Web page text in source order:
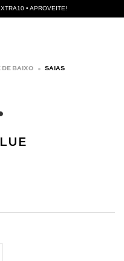
• APROVEITE!
DE BAIXO SAIAS